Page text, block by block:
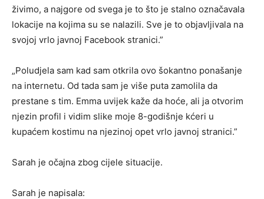
živimo, a najgore od svega je to što je stalno označavala
lokacije na kojima su se nalazili. Sve je to objavljivala na
svojoj vrlo javnoj Facebook stranici.”
„Poludjela sam kad sam otkrila ovo šokantno ponašanje
na internetu. Od tada sam je više puta zamolila da
prestane s tim. Emma uvijek kaže da hoće, ali ja otvorim
njezin profil i vidim slike moje 8-godišnje kćeri u
kupaćem kostimu na njezinoj opet vrlo javnoj stranici.”
Sarah je očajna zbog cijele situacije.
Sarah je napisala: